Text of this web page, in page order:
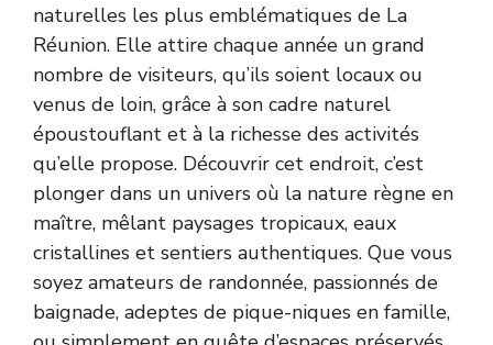
naturelles les plus emblématiques de La
Réunion. Elle attire chaque année un grand
nombre de visiteurs, qu’ils soient locaux ou
venus de loin, grâce à son cadre naturel
époustouflant et à la richesse des activités
qu’elle propose. Découvrir cet endroit, c’est
plonger dans un univers où la nature règne en
maître, mêlant paysages tropicaux, eaux
cristallines et sentiers authentiques. Que vous
soyez amateurs de randonnée, passionnés de
baignade, adeptes de pique-niques en famille,